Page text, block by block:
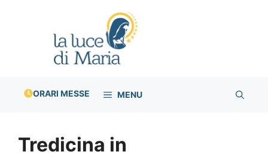
ORARI MESSE MENU
Tredicina in